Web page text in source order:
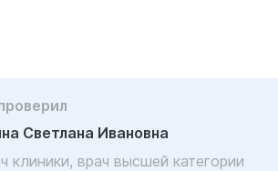
Светлана Ивановна
клиники, врач высшей категории